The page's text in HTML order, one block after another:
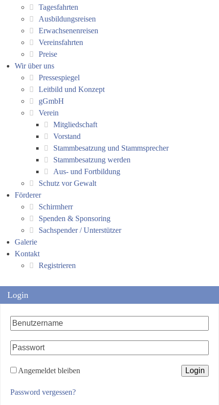
Tagesfahrten
Ausbildungsreisen
Erwachsenenreisen
Vereinsfahrten
Preise
Wir über uns
Pressespiegel
Leitbild und Konzept
gGmbH
Verein
Mitgliedschaft
Vorstand
Stammbesatzung und Stammsprecher
Stammbesatzung werden
Aus- und Fortbildung
Schutz vor Gewalt
Förderer
Schirmherr
Spenden & Sponsoring
Sachspender / Unterstützer
Galerie
Kontakt
Registrieren
Login
Angemeldet bleiben
Password vergessen?